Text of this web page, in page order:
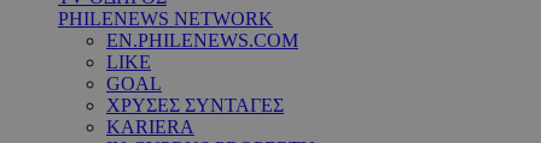
PHILENEWS NETWORK
EN.PHILENEWS.COM
LIKE
GOAL
ΧΡΥΣΕΣ ΣΥΝΤΑΓΕΣ
KARIERA